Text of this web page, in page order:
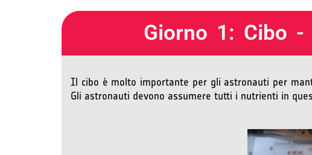
Giorno 1: Cibo -
Il cibo è molto importante per gli astronauti per
Gli astronauti devono assumere tutti i nutrienti in